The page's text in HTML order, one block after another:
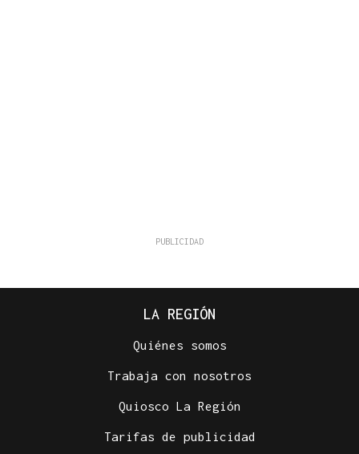
LA REGIÓN
Quiénes somos
Trabaja con nosotros
Quiosco La Región
Tarifas de publicidad